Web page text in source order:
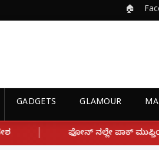
🏠
GADGETS GLAMOUR
ಪಾಕ್ ಮುಫ್ತಿಯಿಂದ ಮತಾಂತರ: ಜೈಶ್-ಎ-